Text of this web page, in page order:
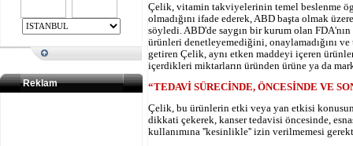
Çelik, vitamin takviyelerinin temel beslenme
olmadığını ifade ederek, ABD başta olmak
söyledi. ABD'de saygın bir kurum olan
ürünleri denetleyemediğini, onaylamadığını
getiren Çelik, aynı etken maddeyi içeren
içerdikleri miktarların üründen ürüne ya da
“TEDAVİ SÜRECİNDE, ÖNCESİNDE VE
Çelik, bu ürünlerin etki veya yan etkisi
dikkati çekerek, kanser tedavisi öncesinde,
kullanımına ''kesinlikle'' izin verilmemesi
Reklam